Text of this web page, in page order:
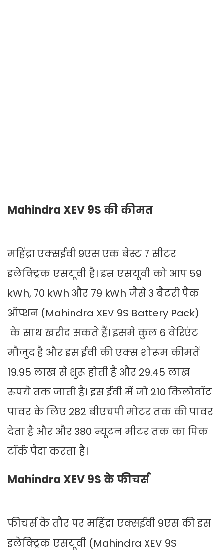
Mahindra XEV 9S की कीमत
महिंद्रा एक्सईवी 9एस एक बेस्ट 7 सीटर
इलेक्ट्रिक एसयूवी है। इस एसयूवी को आप 59
kWh, 70 kWh और 79 kWh जैसे 3 बैटरी पैक
ऑप्शन (Mahindra XEV 9S Battery Pack)
के साथ खरीद सकते हैं। इसमे कुल 6 वेरिएंट
मौजुद है और इस ईवी की एक्स शोरूम कीमतें
19.95 लाख से शुरू होती है और 29.45 लाख
रुपये तक जाती है। इस ईवी में जो 210 किलोवॉट
पावर के लिए 282 बीएचपी मोटर तक की पावर
देता है और और 380 न्यूटन मीटर तक का पिक
टॉर्क पैदा करता है।
Mahindra XEV 9S के फीचर्स
फीचर्स के तौर पर महिंद्रा एक्सईवी 9एस की इस
इलेक्ट्रिक एसयूवी (Mahindra XEV 9S